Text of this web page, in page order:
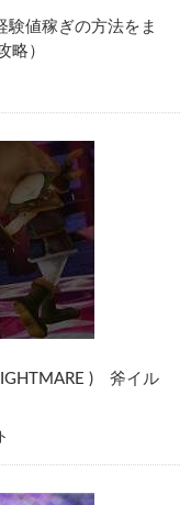
験値稼ぎの方法をま
略）
) 斧イル